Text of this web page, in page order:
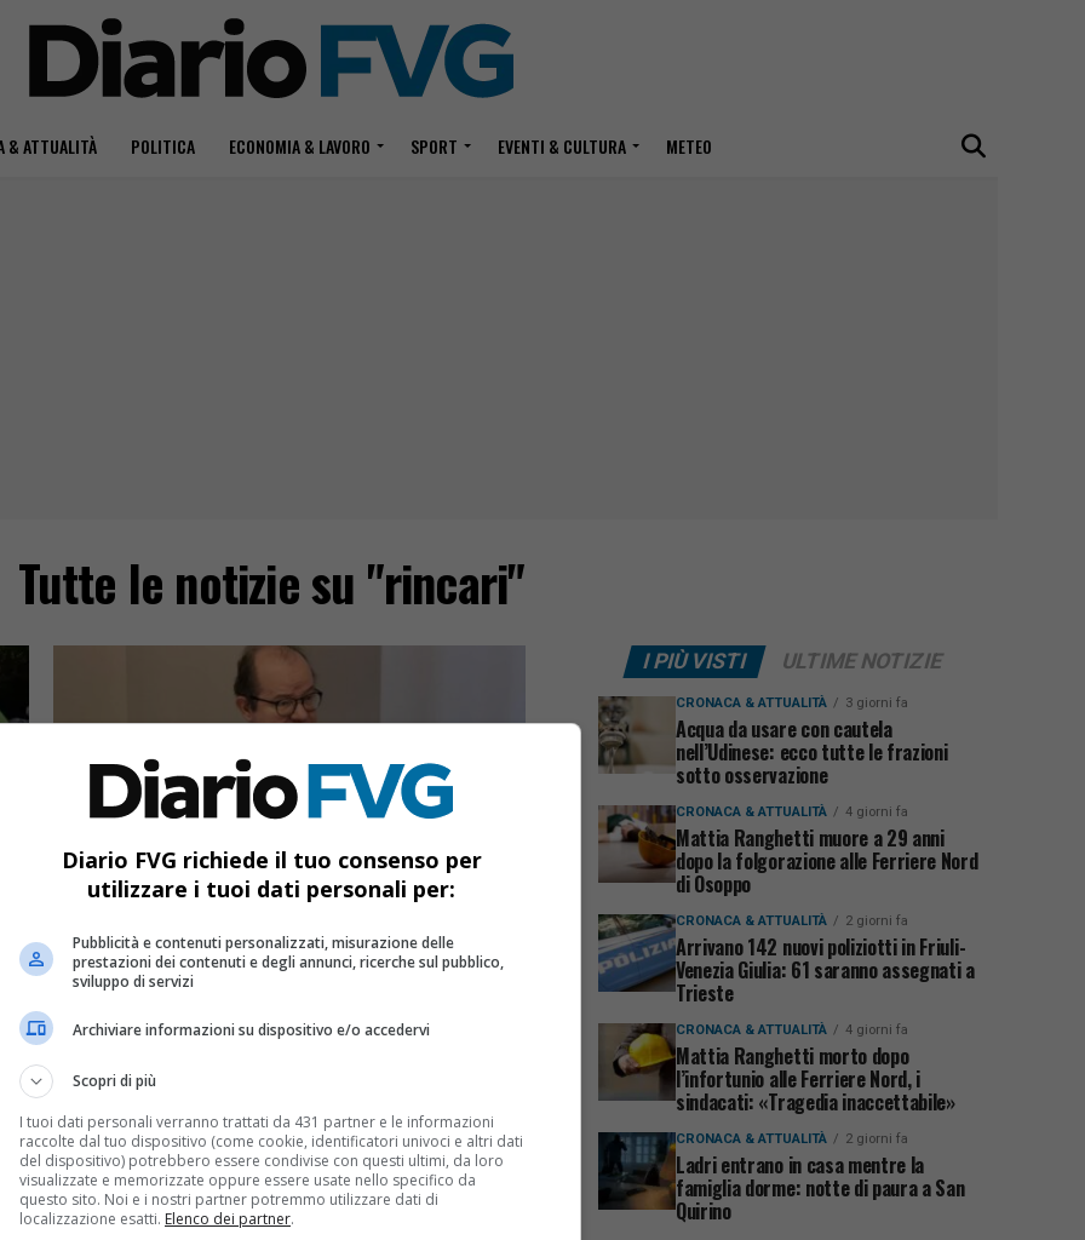
& ATTUALITÀ POLITICA ECONOMIA & LAVORO SPORT EVENTI & CULTURA METEO
Tutte le notizie su "rincari"
ECONOMIA & LAVORO 4 mesi fa
confronto su rincari e nuovo piano del
territorio
Regione e costruttori insieme per affrontare le
innovazione
I PIÙ VISTI ULTIME NOTIZIE
CRONACA & ATTUALITÀ 3 giorni fa
Acqua da usare con cautela
nell’Udinese: ecco tutte le frazioni
sotto osservazione
CRONACA & ATTUALITÀ 4 giorni fa
Mattia Ranghetti muore a 29 anni
dopo la folgorazione alle Ferriere Nord
di Osoppo
CRONACA & ATTUALITÀ 2 giorni fa
Arrivano 142 nuovi poliziotti in Friuli-
Venezia Giulia: 61 saranno assegnati a
Trieste
CRONACA & ATTUALITÀ 4 giorni fa
Mattia Ranghetti morto dopo
l’infortunio alle Ferriere Nord, i
sindacati: «Tragedia inaccettabile»
CRONACA & ATTUALITÀ 2 giorni fa
Ladri entrano in casa mentre la
famiglia dorme: notte di paura a San
Quirino
Diario FVG richiede il tuo consenso per
utilizzare i tuoi dati personali per:
Pubblicità e contenuti personalizzati, misurazione delle
prestazioni dei contenuti e degli annunci, ricerche sul pubblico,
sviluppo di servizi
Archiviare informazioni su dispositivo e/o accedervi
Scopri di più
I tuoi dati personali verranno trattati da 431 partner e le informazioni
raccolte dal tuo dispositivo (come cookie, identificatori univoci e altri dati
del dispositivo) potrebbero essere condivise con questi ultimi, da loro
visualizzate e memorizzate oppure essere usate nello specifico da
questo sito. Noi e i nostri partner potremmo utilizzare dati di
localizzazione esatti. Elenco dei partner.